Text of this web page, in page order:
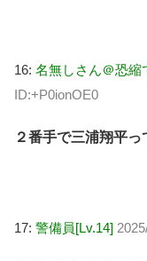
16: 名無しさん＠恐縮
ID:+P0ionOE0
２番手で三浦翔平っ
17: 警備員[Lv.14]